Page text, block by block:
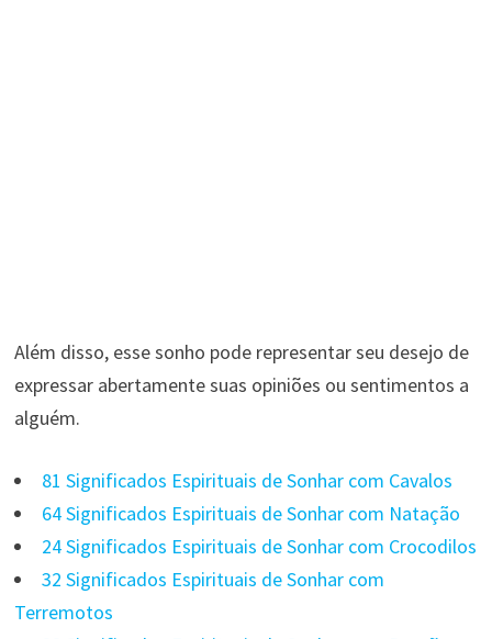
Além disso, esse sonho pode representar seu desejo de
expressar abertamente suas opiniões ou sentimentos a
alguém.
81 Significados Espirituais de Sonhar com Cavalos
64 Significados Espirituais de Sonhar com Natação
24 Significados Espirituais de Sonhar com Crocodilos
32 Significados Espirituais de Sonhar com
Terremotos